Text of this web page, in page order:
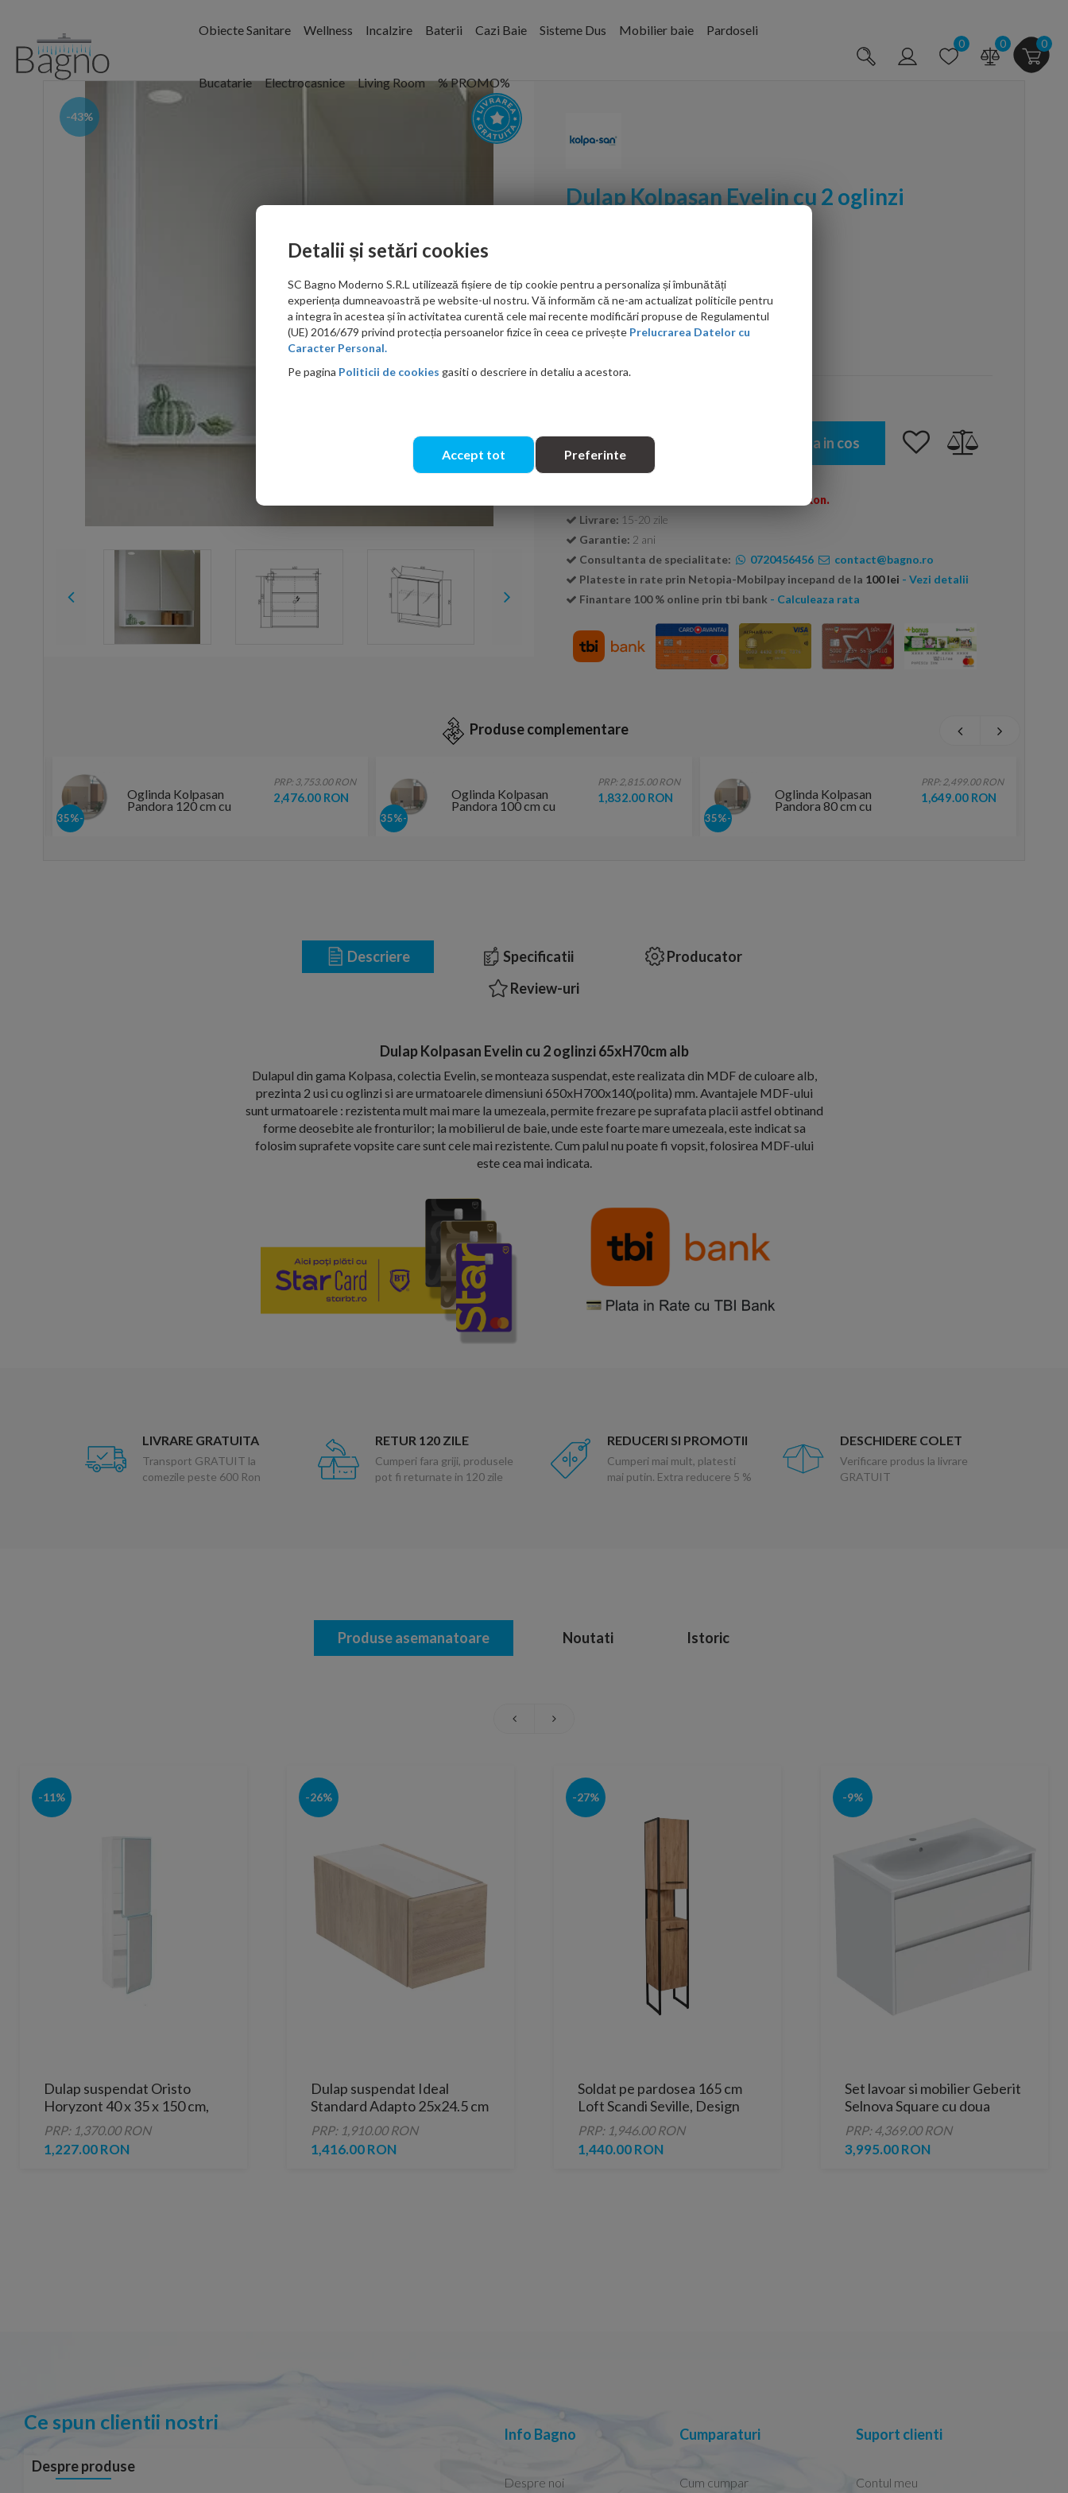
Obiecte Sanitare Wellness Incalzire Baterii Cazi Baie Sisteme Dus Mobilier baie Pardoseli
Bucatarie Electrocasnice Living Room % PROMO%
0 0 0
-43%
Dulap Kolpasan Evelin cu 2 oglinzi
PRP: 1,037.00 RON
601.00 RON
Adauga in cos
Transport GRATUIT la comenzi peste 600 Ron.
Livrare: 15-20 zile
Garantie: 2 ani
Consultanta de specialitate:
0720456456
contact@bagno.ro
Plateste in rate prin Netopia-Mobilpay incepand de la 100 lei - Vezi detalii
Finantare 100 % online prin tbi bank - Calculeaza rata
Produse complementare
-35%
Oglinda Kolpasan
Pandora 80 cm cu
PRP: 2,499.00 RON
1,649.00 RON
-35%
Oglinda Kolpasan
Pandora 100 cm cu
PRP: 2,815.00 RON
1,832.00 RON
-35%
Oglinda Kolpasan
Pandora 120 cm cu
PRP: 3,753.00 RON
2,476.00 RON
Descriere Specificatii
Producator
Review-uri
Dulap Kolpasan Evelin cu 2 oglinzi 65xH70cm alb
Dulapul din gama Kolpasa, colectia Evelin, se monteaza suspendat, este realizata din MDF de culoare alb,
prezinta 2 usi cu oglinzi si are urmatoarele dimensiuni 650xH700x140(polita) mm. Avantajele MDF-ului
sunt urmatoarele : rezistenta mult mai mare la umezeala, permite frezare pe suprafata placii astfel obtinand
forme deosebite ale fronturilor; la mobilierul de baie, unde este foarte mare umezeala, este indicat sa
folosim suprafete vopsite care sunt cele mai rezistente. Cum palul nu poate fi vopsit, folosirea MDF-ului
este cea mai indicata.
LIVRARE GRATUITA
Transport GRATUIT la
comezile peste 600 Ron
RETUR 120 ZILE
Cumperi fara griji, produsele
pot fi returnate in 120 zile
REDUCERI SI PROMOTII
Cumperi mai mult, platesti
mai putin. Extra reducere 5 %
DESCHIDERE COLET
Verificare produs la livrare
GRATUIT
Produse asemanatoare Noutati Istoric
-11%
Dulap suspendat Oristo
Horyzont 40 x 35 x 150 cm,
usa reversibila
PRP: 1,370.00 RON
1,227.00 RON
-26%
Dulap suspendat Ideal
Standard Adapto 25x24.5 cm
lemn maro deschis 1 sertar
PRP: 1,910.00 RON
1,416.00 RON
-27%
Soldat pe pardosea 165 cm
Loft Scandi Seville, Design
Nordic
PRP: 1,946.00 RON
1,440.00 RON
-9%
Set lavoar si mobilier Geberit
Selnova Square cu doua
sertare, 80x48x62 cm, alb
mat
PRP: 4,369.00 RON
3,995.00 RON
Ce spun clientii nostri
Despre produse
Info Bagno
Despre noi
Cumparaturi
Cum cumpar
Suport clienti
Contul meu
Detalii și setări cookies
SC Bagno Moderno S.R.L utilizează fișiere de tip cookie pentru a personaliza și îmbunătăți
experiența dumneavoastră pe website-ul nostru. Vă informăm că ne-am actualizat politicile pentru
a integra în acestea și în activitatea curentă cele mai recente modificări propuse de Regulamentul
(UE) 2016/679 privind protecția persoanelor fizice în ceea ce privește Prelucrarea Datelor cu
Caracter Personal.
Pe pagina Politicii de cookies gasiti o descriere in detaliu a acestora.
Accept tot Preferinte